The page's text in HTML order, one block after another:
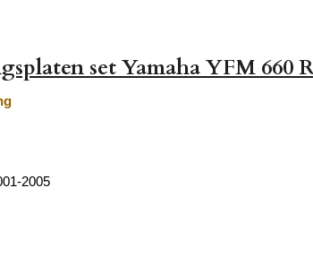
set Yamaha YFM 660
2005